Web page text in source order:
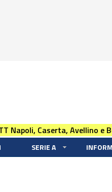
Napoli, Caserta, Avellino e
SERIE A